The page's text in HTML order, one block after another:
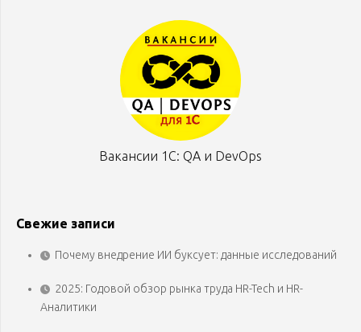
Вакансии 1С: QA и DevOps
Свежие записи
Почему внедрение ИИ буксует: данные исследований
2025: Годовой обзор рынка труда HR-Tech и HR-
Аналитики